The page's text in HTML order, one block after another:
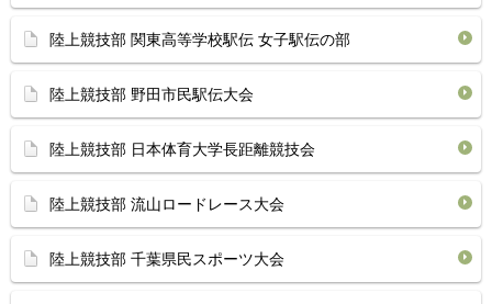
陸上競技部 関東高等学校駅伝 女子駅伝の部
陸上競技部 野田市民駅伝大会
陸上競技部 日本体育大学長距離競技会
陸上競技部 流山ロードレース大会
陸上競技部 千葉県民スポーツ大会